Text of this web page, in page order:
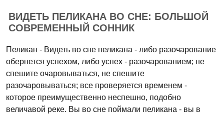
ВИДЕТЬ ПЕЛИКАНА ВО СНЕ: БОЛЬШОЙ
СОВРЕМЕННЫЙ СОННИК
Пеликан - Видеть во сне пеликана - либо разочарование
обернется успехом, либо успех - разочарованием; не
спешите очаровываться, не спешите
разочаровываться; все проверяется временем -
которое преимущественно неспешно, подобно
величавой реке. Вы во сне поймали пеликана - вы в